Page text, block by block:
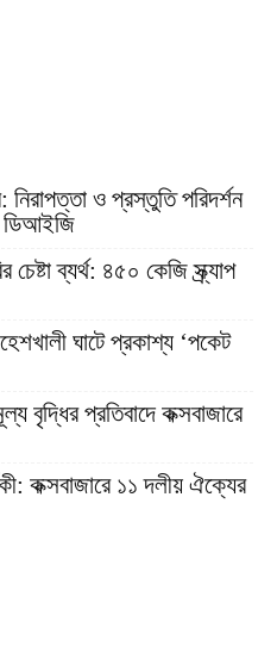
নিরাপত্তা ও প্রস্তুতি পরিদর্শন
ডিআইজি
চেষ্টা ব্যর্থ: ৪৫০ কেজি স্ক্র্যাপ
ঘাটে প্রকাশ্য ‘পকেট
বৃদ্ধির প্রতিবাদে কক্সবাজারে
কক্সবাজারে ১১ দলীয় ঐক্যের